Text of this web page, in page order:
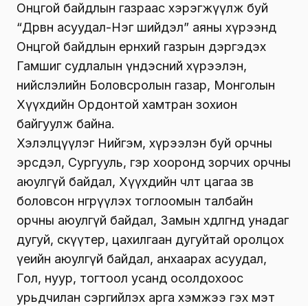
Онцгой байдлын газраас хэрэгжүүлж буй
“Дөрвөн асуудал-Нэг шийдэл” аяны хүрээнд
Онцгой байдлын ерөнхий газрын дэргэдэх
Гамшиг судлалын үндэсний хүрээлэн,
нийслэлийн Боловсролын газар, Монголын
Хүүхдийн Ордонтой хамтран зохион
байгуулж байна.
Хэлэлцүүлэг Нийгэм, хүрээлэн буй орчны
эрсдэл, Сургууль, гэр хооронд зорчих орчны
аюулгүй байдал, Хүүхдийн чөлөөт цагаа зөв
боловсон өнгөрүүлэх тоглоомын талбайн
орчны аюулгүй байдал, Замын хөдөлгөөнд унадаг
дугуй, скүүтер, цахилгаан дугуйтай оролцох
үеийн аюулгүй байдал, анхаарах асуудал,
Гол, нуур, тогтоол усанд осолдохоос
урьдчилан сэргийлэх арга хэмжээ гэх мэт